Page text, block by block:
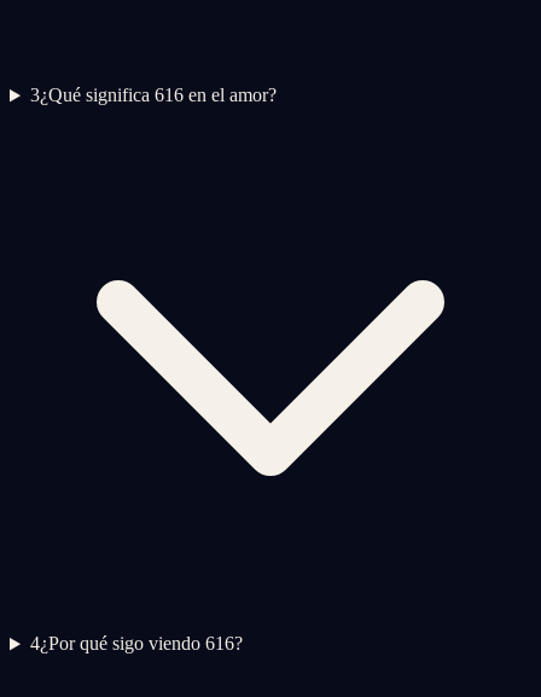
3¿Qué significa 616 en el amor?
4¿Por qué sigo viendo 616?